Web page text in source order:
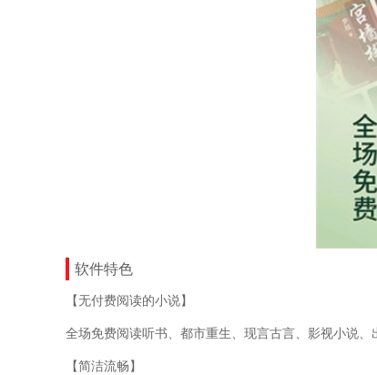
软件特色
【无付费阅读的小说】
全场免费阅读听书、都市重生、现言古言、影视小说
【简洁流畅】